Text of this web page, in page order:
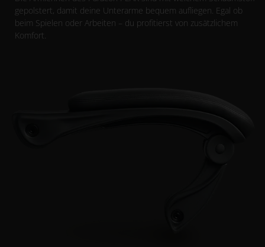
gepolstert, damit deine Unterarme bequem aufliegen. Egal ob
beim Spielen oder Arbeiten – du profitierst von zusätzlichem
Komfort.